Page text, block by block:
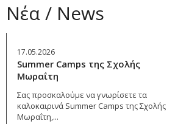
Νέα / News
17.05.2026
Summer Camps της Σχολής
Μωραΐτη
Σας προσκαλούμε να γνωρίσετε τα
καλοκαιρινά Summer Camps της Σχολής
Μωραΐτη,...